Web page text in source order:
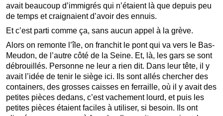
avait beaucoup d’immigrés qui n’étaient là que depuis peu
de temps et craignaient d’avoir des ennuis.
Et c’est parti comme ça, sans aucun appel à la grève.
Alors on remonte l’île, on franchit le pont qui va vers le Bas-
Meudon, de l’autre côté de la Seine. Et, là, les gars se sont
débrouillés. Personne ne leur a rien dit. Dans leur tête, il y
avait l’idée de tenir le siège ici. Ils sont allés chercher des
containers, des grosses caisses en ferraille, où il y avait des
petites pièces dedans, c’est vachement lourd, et puis les
petites pièces étaient faciles à utiliser, si besoin. Ils ont